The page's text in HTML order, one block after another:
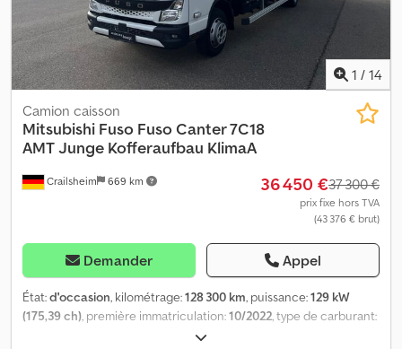
1 / 14
Crailsheim 669 km
Camion caisson
Mitsubishi Fuso Fuso Canter 7C18
AMT Junge Kofferaufbau KlimaA
36 450 €37 300 €
prix fixe hors TVA
(43 376 € brut)
Demander Appel
État:d'occasion, kilométrage:128 300 km, puissance:129 kW
(175,39 ch), première immatriculation:10/2022, type de carburant:
, carburant: